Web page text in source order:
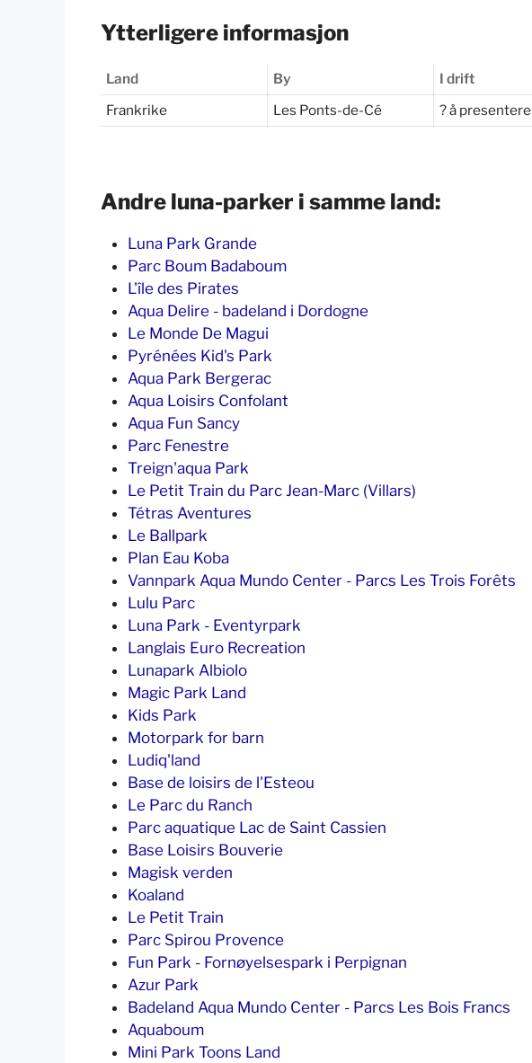
Ytterligere informasjon
Land By I drift
Frankrike
Les Ponts-de-Cé ? å presentere
Andre luna-parker i samme land:
Luna Park Grande
Parc Boum Badaboum
L'île des Pirates
Aqua Delire - badeland i Dordogne
Le Monde De Magui
Pyrénées Kid's Park
Aqua Park Bergerac
Aqua Loisirs Confolant
Aqua Fun Sancy
Parc Fenestre
Treign'aqua Park
Le Petit Train du Parc Jean-Marc (Villars)
Tétras Aventures
Le Ballpark
Plan Eau Koba
Vannpark Aqua Mundo Center - Parcs Les Trois Forêts
Lulu Parc
Luna Park - Eventyrpark
Langlais Euro Recreation
Lunapark Albiolo
Magic Park Land
Kids Park
Motorpark for barn
Ludiq'land
Base de loisirs de l'Esteou
Le Parc du Ranch
Parc aquatique Lac de Saint Cassien
Base Loisirs Bouverie
Magisk verden
Koaland
Le Petit Train
Parc Spirou Provence
Fun Park - Fornøyelsespark i Perpignan
Azur Park
Badeland Aqua Mundo Center - Parcs Les Bois Francs
Aquaboum
Mini Park Toons Land